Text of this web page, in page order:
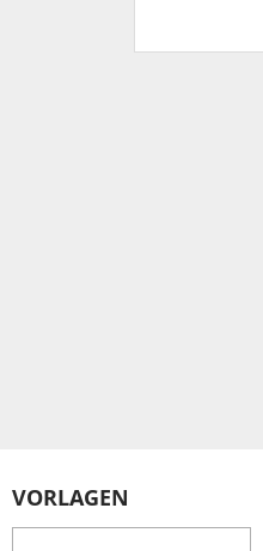
VORLAGEN